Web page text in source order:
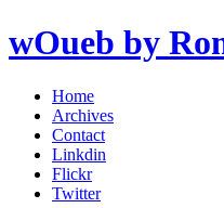
wOueb by
Home
Archives
Contact
Linkdin
Flickr
Twitter